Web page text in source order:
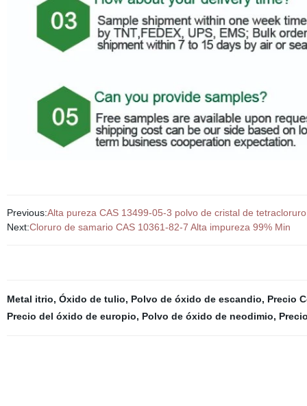
Previous:Alta pureza CAS 13499-05-3 polvo de cristal de
Next:Cloruro de samario CAS 10361-82-7 Alta impureza 99% Min
Metal itrio, Óxido de tulio, Polvo de óxido de escandio, Precio
Precio del óxido de europio, Polvo de óxido de neodimio,